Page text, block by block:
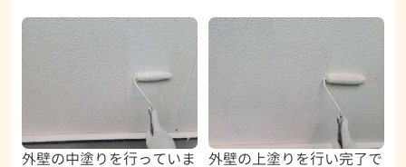
外壁の中塗りを行っていま 外壁の上塗りを行い完了で